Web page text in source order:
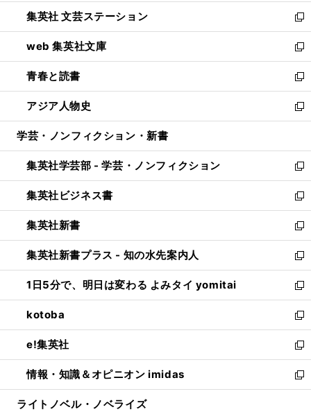
く
ウ
ィ
ン
ド
ウ
で
開
く
し
い
ウ
ィ
ン
ド
ウ
で
開
集英社 文芸ステーション
新
し
い
ウ
ィ
ン
ド
ウ
開
く
web 集英社文庫
新
し
い
ウ
ィ
ン
ウ
で
開
く
青春と読書
新
し
い
ウ
ン
ド
ウ
で
開
く
アジア人物史
新
し
ウ
ィ
ン
ド
ウ
で
開
く
学芸・ノンフィクション・新書
集英社学芸部 - 学芸・ノンフィクション
新
し
い
ウ
ィ
ン
ド
ウ
で
開
く
集英社ビジネス書
新
し
い
ウ
ィ
ン
ド
ウ
で
開
く
集英社新書
新
し
い
ウ
ィ
ン
ド
ウ
で
開
く
集英社新書プラス - 知の水先案内人
新
し
い
ウ
ィ
ン
ド
ウ
で
開
1日5分で、明日は変わる よみタイ yomitai
新
し
い
ウ
ィ
ン
ド
ウ
kotoba
新
し
い
ウ
ィ
ン
e!集英社
新
し
い
ウ
情報・知識＆オピニオン imidas
新
し
ライトノベル・ノベライズ